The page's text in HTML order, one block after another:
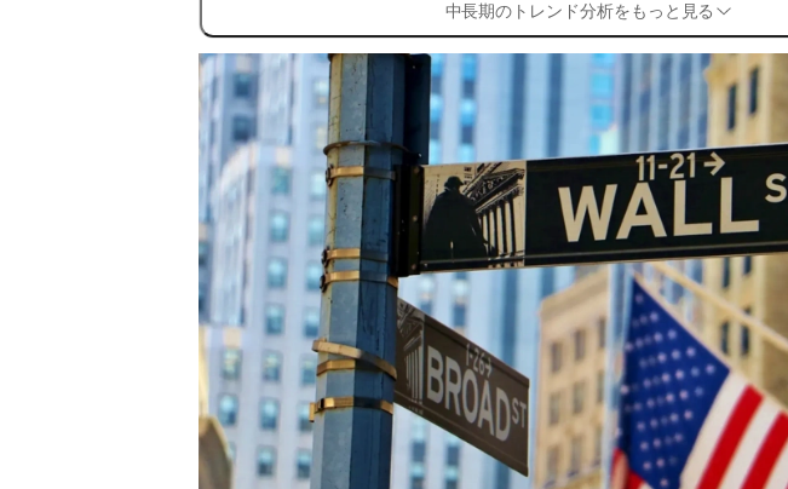
中長期のトレンド分析をもっと見る